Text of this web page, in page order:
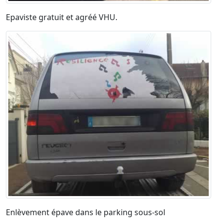
Epaviste gratuit et agréé VHU.
Enlèvement épave dans le parking sous-sol